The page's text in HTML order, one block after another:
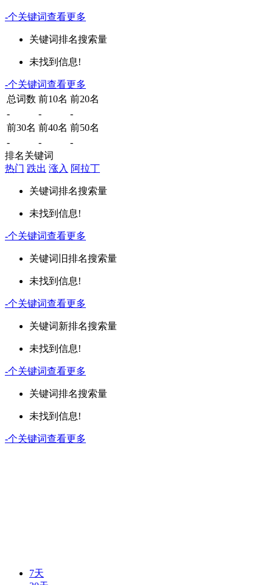
-个关键词查看更多
关键词排名搜索量
未找到信息!
-个关键词查看更多
总词数 前10名 前20名
-
-
-
前30名 前40名 前50名
-
-
-
排名关键词
热门 跌出 涨入 阿拉丁
关键词排名搜索量
未找到信息!
-个关键词查看更多
关键词 旧排名搜索量
未找到信息!
-个关键词查看更多
关键词新排名搜索量
未找到信息!
-个关键词查看更多
关键词排名搜索量
未找到信息!
-个关键词查看更多
7天